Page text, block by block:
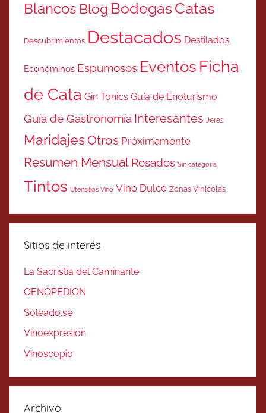
Blancos Blog BodegasCatas
Descubrimientos Destacados Destilados
Económinos Espumosos Eventos Ficha
de Cata Gin Tonics Guía de Enoturismo
Guía de Gastronomía Interesantes Jerez
MaridajesOtros Próximamente
Resumen Mensual Rosados Sin categoría
Tintos Utensilios Vino Vino Dulce Zonas Vinicolas
Sitios de interés
La Sacristía del Caminante
OENOPEDION
Soleado.se
Vinoexpresion
Vinoscopio
Archivo